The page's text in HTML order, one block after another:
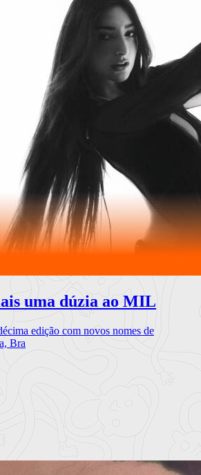
uma dúzia ao MIL
edição com novos nomes de
Bra